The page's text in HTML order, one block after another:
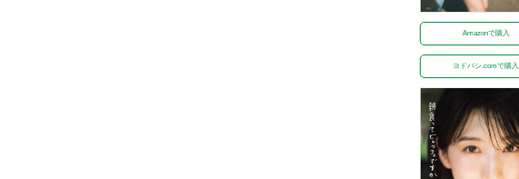
Amazonで購入
ヨドバシ.comで購入